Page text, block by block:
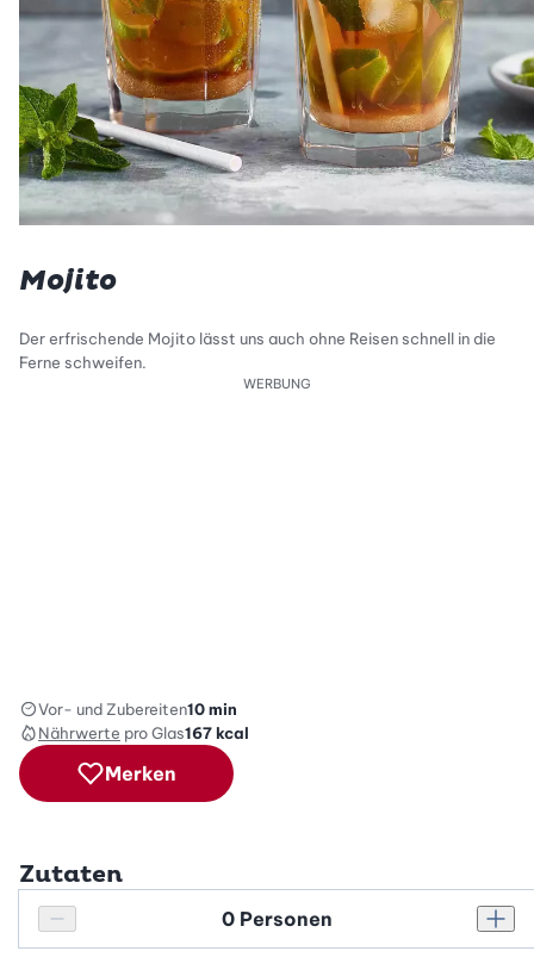
Mojito
Der erfrischende Mojito lässt uns auch ohne Reisen schnell in die
Ferne schweifen.
WERBUNG
Vor- und Zubereiten10 min
Nährwerte pro Glas167kcal
Merken
Zutaten
Personenanzahl verringern
Personenanzahl